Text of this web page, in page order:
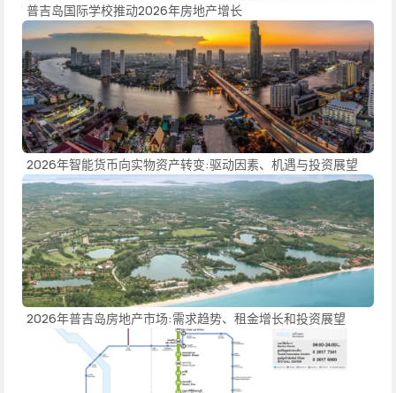
普吉岛国际学校推动2026年房地产增长
2026年智能货币向实物资产转变:驱动因素、机遇与投资展望
2026年普吉岛房地产市场:需求趋势、租金增长和投资展望